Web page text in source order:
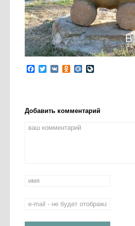
Facebook
Twitter
VK Odnoklassniki
Mail.Ru
Добавить комментарий